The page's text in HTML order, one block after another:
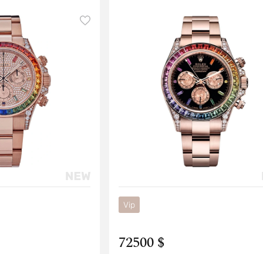
Vip
72500 $